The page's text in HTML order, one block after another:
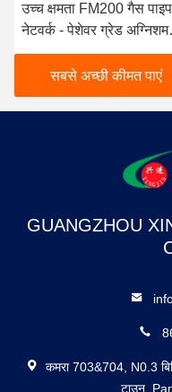
उच्च क्षमता FM200 गैस पाइप
नेटवर्क - पेशेवर ग्रेड
उपकरण
सबसे अच्छी कीमत पाएं
GUANGZHOU
कमरा 703&704, N0.3
टाउन,